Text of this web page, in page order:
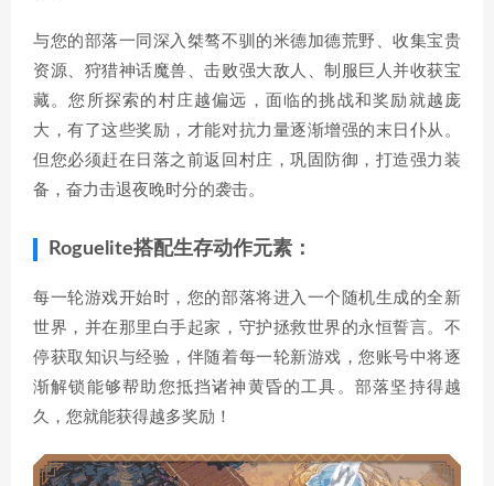
与您的部落一同深入桀骜不驯的米德加德荒野、收集宝贵
资源、狩猎神话魔兽、击败强大敌人、制服巨人并收获宝
藏。您所探索的村庄越偏远，面临的挑战和奖励就越庞
大，有了这些奖励，才能对抗力量逐渐增强的末日仆从。
但您必须赶在日落之前返回村庄，巩固防御，打造强力装
备，奋力击退夜晚时分的袭击。
Roguelite搭配生存动作元素：
每一轮游戏开始时，您的部落将进入一个随机生成的全新
世界，并在那里白手起家，守护拯救世界的永恒誓言。不
停获取知识与经验，伴随着每一轮新游戏，您账号中将逐
渐解锁能够帮助您抵挡诸神黄昏的工具。部落坚持得越
久，您就能获得越多奖励！